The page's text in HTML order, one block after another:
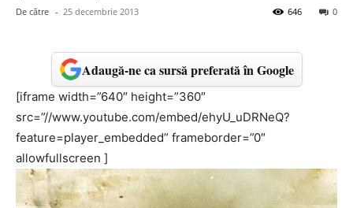
De către - 25 decembrie 2013 0
646
Adaugă-ne ca sursă preferată în Google
[iframe width=”640″ height=”360″
src=”//www.youtube.com/embed/ehyU_uDRNeQ?
feature=player_embedded” frameborder=”0″
allowfullscreen ]